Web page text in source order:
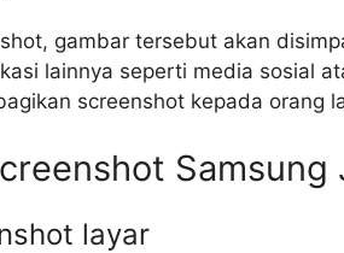
gambar tersebut akan
lainnya seperti media sosial
screenshot kepada orang
Samsung
layar